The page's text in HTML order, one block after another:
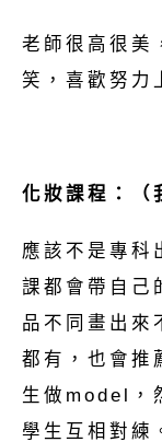
老師很高很美
笑，喜歡努力
化妝課程：（
應該不是專科
課都會帶自己
品不同畫出來
都有，也會推
生做model，
學生互相對練